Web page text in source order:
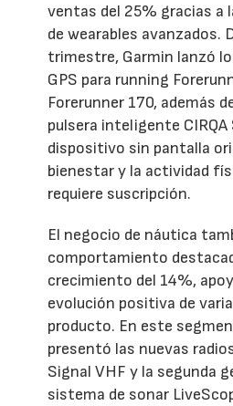
ventas del 25% gracias a
de wearables avanzados.
trimestre, Garmin lanzó
GPS para running
Forerunner 170, además
pulsera inteligente CIRQA
dispositivo sin pantalla
bienestar y la actividad
requiere suscripción.
El negocio de náutica
comportamiento
crecimiento del 14%,
evolución positiva de
producto. En este
presentó las nuevas
Signal VHF y la segunda
sistema de sonar